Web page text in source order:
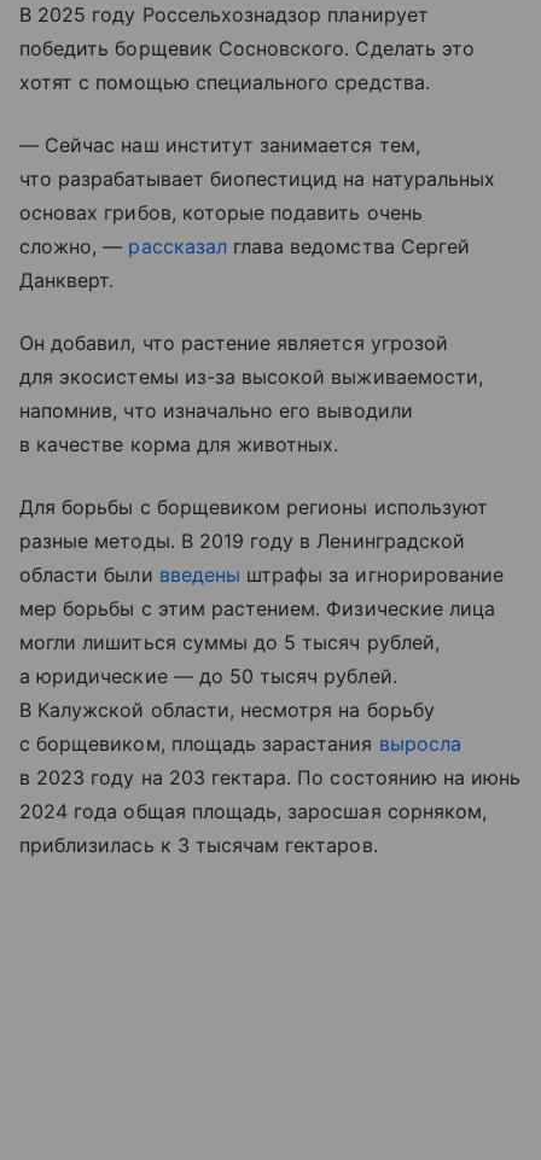
В 2025 году Россельхознадзор планирует
победить борщевик Сосновского. Сделать это
хотят с помощью специального средства.
— Сейчас наш институт занимается тем,
что разрабатывает биопестицид на натуральных
основах грибов, которые подавить очень
сложно, — рассказалглава ведомства Сергей
Данкверт.
Он добавил, что растение является угрозой
для экосистемы из-за высокой выживаемости,
напомнив, что изначально его выводили
в качестве корма для животных.
Для борьбы с борщевиком регионы используют
разные методы. В 2019 году в Ленинградской
области были введены штрафы за игнорирование
мер борьбы с этим растением. Физические лица
могли лишиться суммы до 5 тысяч рублей,
а юридические — до 50 тысяч рублей.
В Калужской области, несмотря на борьбу
с борщевиком, площадь зарастания выросла
в 2023 году на 203 гектара. По состоянию на июнь
2024 года общая площадь, заросшая сорняком,
приблизилась к 3 тысячам гектаров.